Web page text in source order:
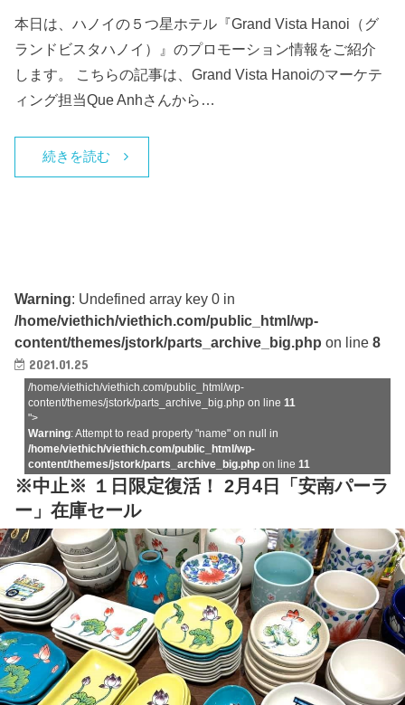
本日は、ハノイの５つ星ホテル『Grand Vista Hanoi（グ
ランドビスタハノイ）』のプロモーション情報をご紹介
します。 こちらの記事は、Grand Vista Hanoiのマーケテ
ィング担当Que Anhさんから…
続きを読む
Warning: Undefined array key 0 in
/home/viethich/viethich.com/public_html/wp-
content/themes/jstork/parts_archive_big.php on line8
2021.01.25
/home/viethich/viethich.com/public_html/wp-
content/themes/jstork/parts_archive_big.php on line11
">
Warning: Attempt to read property "name" on null in
/home/viethich/viethich.com/public_html/wp-
content/themes/jstork/parts_archive_big.php on line11
※中止※ １日限定復活！ 2月4日「安南パーラ
ー」在庫セール